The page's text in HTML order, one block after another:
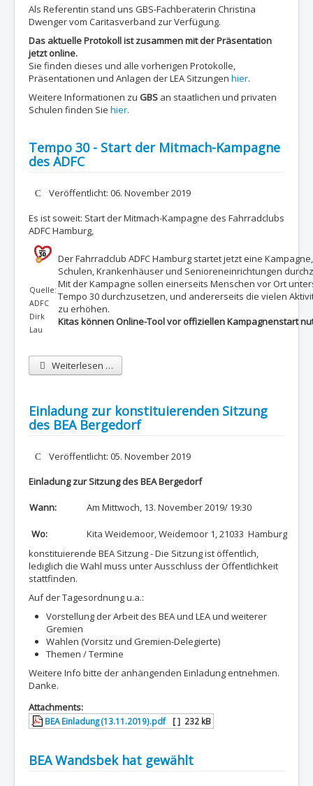
Als Referentin stand uns GBS-Fachberaterin Christina
Dwenger vom Caritasverband zur Verfügung.
Das aktuelle Protokoll ist zusammen mit der Präsentation
jetzt online.
Sie finden dieses und alle vorherigen Protokolle,
Präsentationen und Anlagen der LEA Sitzungen hier.
Weitere Informationen zu GBS an staatlichen und privaten
Schulen finden Sie hier.
Tempo 30 - Start der Mitmach-Kampagne
des ADFC
DetailsVeröffentlicht: 06. November 2019
Es ist soweit: Start der Mitmach-Kampagne des Fahrradclubs
ADFC Hamburg,
Quelle:
ADFC
Dirk
Lau
Der Fahrradclub ADFC Hamburg startet jetzt eine
Schulen, Krankenhäuser und Senioreneinrichtungen
Mit der Kampagne sollen einerseits Menschen vor Ort
Tempo 30 durchzusetzen, und andererseits die vielen
zu erhöhen.
Kitas können Online-Tool vor offiziellen Kampagnenstart
Weiterlesen …
Einladung zur konstituierenden Sitzung
des BEA Bergedorf
DetailsVeröffentlicht: 05. November 2019
Einladung zur Sitzung des BEA Bergedorf
Wann: Am Mittwoch, 13. November 2019/ 19:30
Wo:
Kita Weidemoor, Weidemoor 1, 21033 Hamburg
konstituierende BEA Sitzung - Die Sitzung ist öffentlich,
lediglich die Wahl muss unter Ausschluss der Öffentlichkeit
stattfinden.
Auf der Tagesordnung u.a.:
Vorstellung der Arbeit des BEA und LEA und weiterer
Gremien
Wahlen (Vorsitz und Gremien-Delegierte)
Themen / Termine
Weitere Info bitte der anhängenden Einladung entnehmen.
Danke.
Attachments:
BEA Einladung (13.11.2019).pdf [ ] 232 kB
BEA Wandsbek hat gewählt